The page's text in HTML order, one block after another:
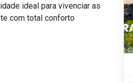
ideal para vivenciar as
com total conforto